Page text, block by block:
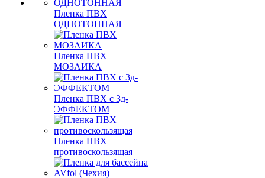
Пленка ПВХ
ОДНОТОННАЯ
Пленка ПВХ
МОЗАИКА
Пленка ПВХ с 3д-
ЭФФЕКТОМ
Пленка ПВХ
противоскользящая